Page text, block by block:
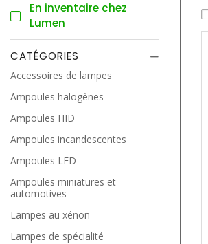
En inventaire chez
Lumen
CATÉGORIES
Accessoires de lampes
Ampoules halogènes
Ampoules HID
Ampoules incandescentes
Ampoules LED
Ampoules miniatures et
automotives
Lampes au xénon
Lampes de spécialité